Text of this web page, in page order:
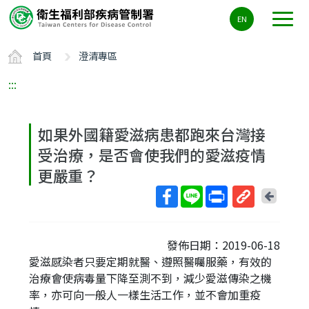
要
容
ALT+C
EN
首頁 澄清專區
:::
如果外國籍愛滋病患都跑來台灣接
受治療，是否會使我們的愛滋疫情
更嚴重？
短
網
址
回
頁
發佈日期：2019-06-18
愛滋感染者只要定期就醫、遵照醫囑服藥，有效的
治療會使病毒量下降至測不到，減少愛滋傳染之機
率，亦可向一般人一樣生活工作，並不會加重疫